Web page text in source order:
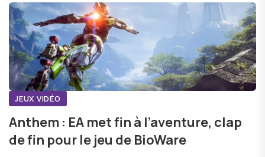
JEUX VIDÉO
Anthem : EA met fin à l’aventure, clap
de fin pour le jeu de BioWare